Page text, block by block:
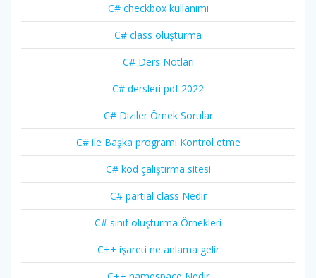
C# checkbox kullanımı
C# class oluşturma
C# Ders Notları
C# dersleri pdf 2022
C# Diziler Örnek Sorular
C# ile Başka programı Kontrol etme
C# kod çalıştırma sitesi
C# partial class Nedir
C# sınıf oluşturma Örnekleri
C++ işareti ne anlama gelir